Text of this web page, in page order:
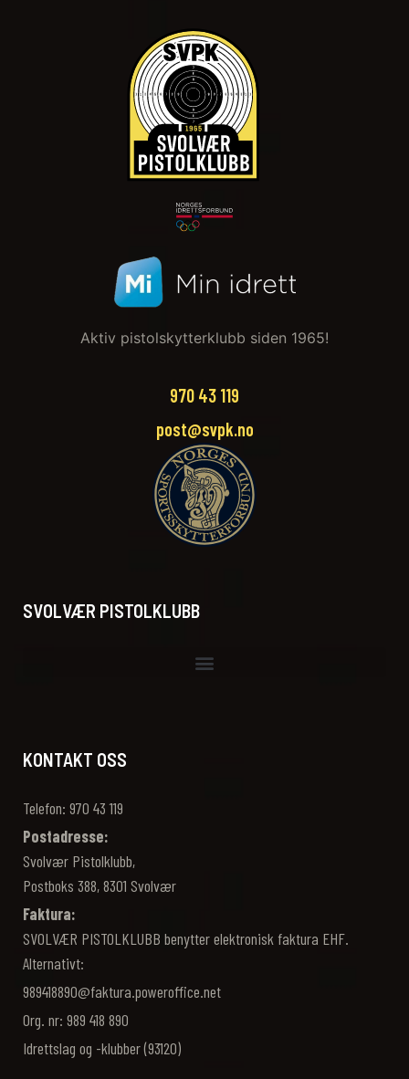
Aktiv pistolskytterklubb siden 1965!
970 43 119‬
post@svpk.no
SVOLVÆR PISTOLKLUBB
KONTAKT OSS
Telefon: 970 43 119‬
Postadresse:
Svolvær Pistolklubb,
Postboks 388, 8301 Svolvær
Faktura:
SVOLVÆR PISTOLKLUBB benytter elektronisk faktura EHF.
Alternativt:
989418890@faktura.poweroffice.net
Org. nr: 989 418 890
Idrettslag og -klubber (93120)